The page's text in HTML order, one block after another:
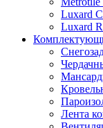
Luxard
Luxard
Лента